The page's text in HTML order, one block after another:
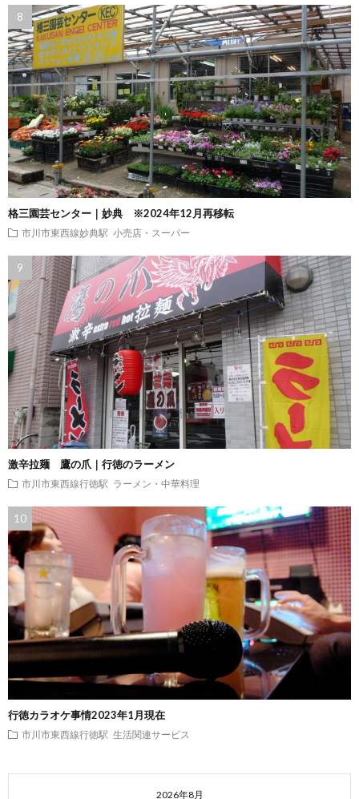
格三園芸センター｜妙典 ※2024年12月再移転
市川市東西線妙典駅 小売店・スーパー
激辛拉麺 鷹の爪｜行徳のラーメン
市川市東西線行徳駅 ラーメン・中華料理
行徳カラオケ事情2023年1月現在
市川市東西線行徳駅 生活関連サービス
2026年8月